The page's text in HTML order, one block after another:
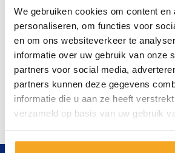
We gebruiken cookies om content en
personaliseren, om functies voor
en om ons websiteverkeer te
informatie over uw gebruik van onze
partners voor social media,
partners kunnen deze gegevens
informatie die u aan ze heeft
verzameld op basis van uw gebruik
Geen lange wachttijden
doordat wij veel op
voorraad hebben.
Wij
u,